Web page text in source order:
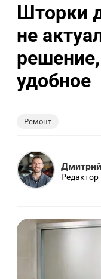
Шторки
не
удобное
Ремонт
Редактор